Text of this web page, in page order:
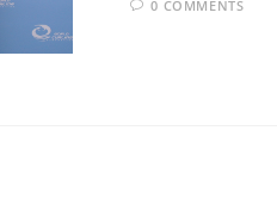
0 COMMENTS